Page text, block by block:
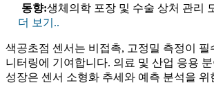
동향:생체의학 포장 및 수술 상처 관리
더 보기..
색공초점 센서는 비접촉, 고정밀 측정이
니터링에 기여합니다. 의료 및 산업 응용
성장은 센서 소형화 추세와 예측 분석을